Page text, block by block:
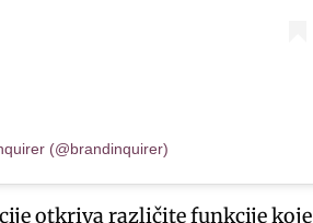
(@brandinquirer)
otkriva različite funkcije koje